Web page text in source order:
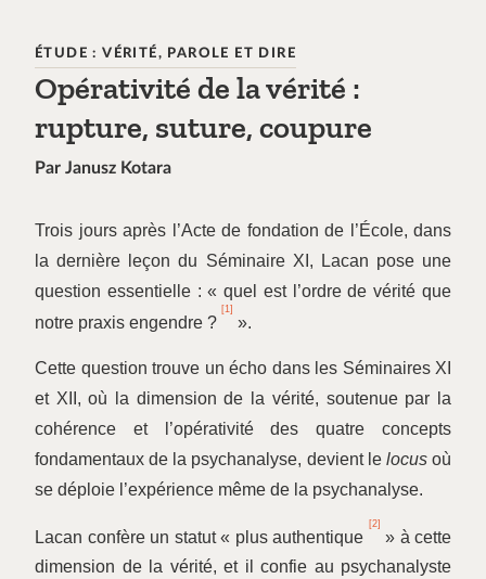
ÉTUDE : VÉRITÉ, PAROLE ET DIRE
Opérativité de la vérité :
rupture, suture, coupure
Par Janusz Kotara
Trois jours après l’Acte de fondation de l’École, dans
la dernière leçon du Séminaire XI, Lacan pose une
question essentielle : « quel est l’ordre de vérité que
notre praxis engendre ?
[1]
».
Cette question trouve un écho dans les Séminaires XI
et XII, où la dimension de la vérité, soutenue par la
cohérence et l’opérativité des quatre concepts
fondamentaux de la psychanalyse, devient le locusoù
se déploie l’expérience même de la psychanalyse.
Lacan confère un statut « plus authentique
[2]
» à cette
dimension de la vérité, et il confie au psychanalyste